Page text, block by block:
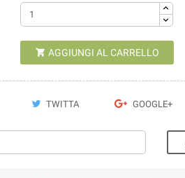
 AGGIUNGI AL CARRELLO
TWITTA GOOGLE+